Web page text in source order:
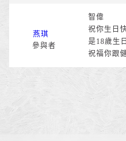
燕琪
參與者
智偉
祝你生日
是18歲生
祝福你跟